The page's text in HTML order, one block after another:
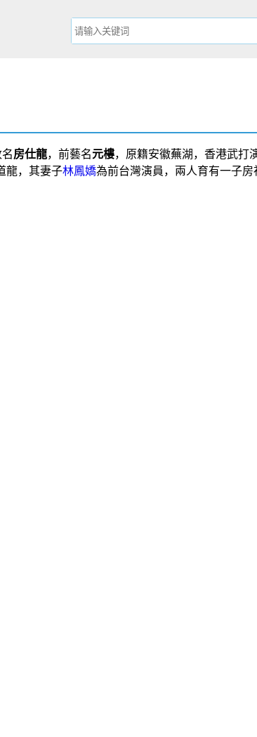
房仕龍，前藝名元樓，原籍安徽蕪湖 ， 香港武打
龍，其妻子林鳳嬌為前台灣演員，兩人育有一子房